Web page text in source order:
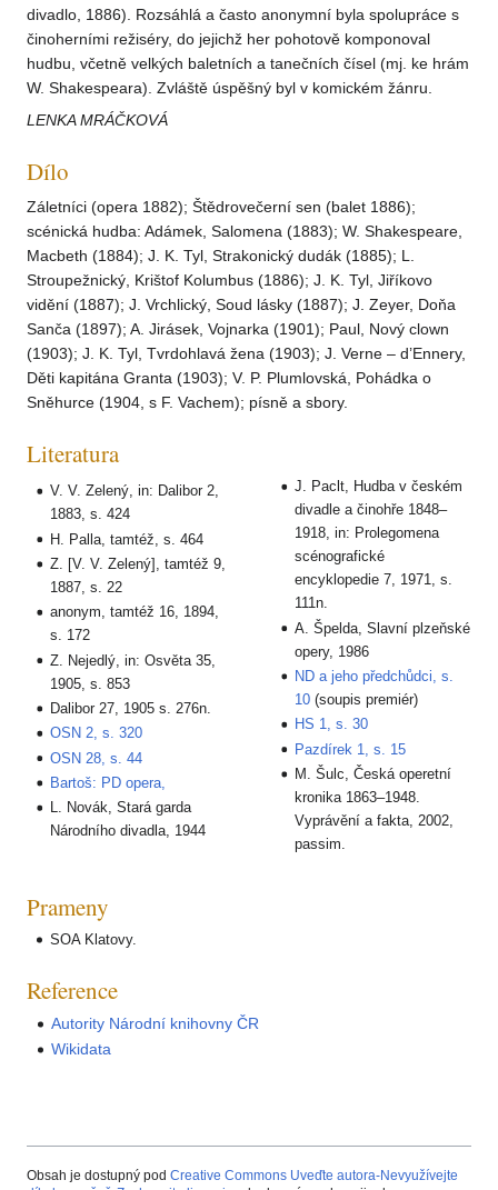
divadlo, 1886). Rozsáhlá a často anonymní byla spolupráce s
činoherními režiséry, do jejichž her pohotově komponoval
hudbu, včetně velkých baletních a tanečních čísel (mj. ke hrám
W. Shakespeara). Zvláště úspěšný byl v komickém žánru.
LENKA MRÁČKOVÁ
Dílo
Záletníci (opera 1882); Štědrovečerní sen (balet 1886);
scénická hudba: Adámek, Salomena (1883); W. Shakespeare,
Macbeth (1884); J. K. Tyl, Strakonický dudák (1885); L.
Stroupežnický, Krištof Kolumbus (1886); J. K. Tyl, Jiříkovo
vidění (1887); J. Vrchlický, Soud lásky (1887); J. Zeyer, Doňa
Sanča (1897); A. Jirásek, Vojnarka (1901); Paul, Nový clown
(1903); J. K. Tyl, Tvrdohlavá žena (1903); J. Verne – d’Ennery,
Děti kapitána Granta (1903); V. P. Plumlovská, Pohádka o
Sněhurce (1904, s F. Vachem); písně a sbory.
Literatura
V. V. Zelený, in: Dalibor 2,
1883, s. 424
H. Palla, tamtéž, s. 464
Z. [V. V. Zelený], tamtéž 9,
1887, s. 22
anonym, tamtéž 16, 1894,
s. 172
Z. Nejedlý, in: Osvěta 35,
1905, s. 853
Dalibor 27, 1905 s. 276n.
OSN 2, s. 320
OSN 28, s. 44
Bartoš: PD opera,
L. Novák, Stará garda
Národního divadla, 1944
J. Paclt, Hudba v českém
divadle a činohře 1848–
1918, in: Prolegomena
scénografické
encyklopedie 7, 1971, s.
111n.
A. Špelda, Slavní plzeňské
opery, 1986
ND a jeho předchůdci, s.
10 (soupis premiér)
HS 1, s. 30
Pazdírek 1, s. 15
M. Šulc, Česká operetní
kronika 1863–1948.
Vyprávění a fakta, 2002,
passim.
Prameny
SOA Klatovy.
Reference
Autority Národní knihovny ČR
Wikidata
Obsah je dostupný pod Creative Commons Uveďte autora-Nevyužívejte